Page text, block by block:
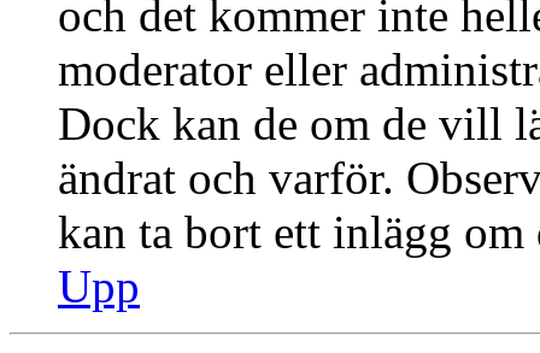
och det kommer inte
moderator eller
Dock kan de om de vill
ändrat och varför.
kan ta bort ett inlägg om
Upp